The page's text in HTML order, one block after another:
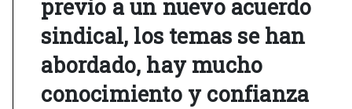
previo a un nuevo acuerdo
sindical, los temas se han
abordado, hay mucho
conocimiento y confianza